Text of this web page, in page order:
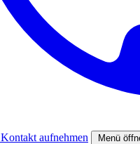
Kontakt aufnehmen Menü